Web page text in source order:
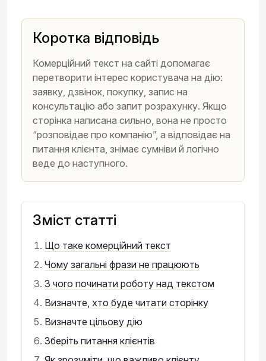
Коротка відповідь
Комерційний текст на сайті допомагає
перетворити інтерес користувача на дію:
заявку, дзвінок, покупку, запис на
консультацію або запит розрахунку. Якщо
сторінка написана сильно, вона не просто
“розповідає про компанію”, а відповідає на
питання клієнта, знімає сумніви й логічно
веде до наступного.
Зміст статті
Що таке комерційний текст
Чому загальні фрази не працюють
З чого починати роботу над текстом
Визначте, хто буде читати сторінку
Визначте цільову дію
Зберіть питання клієнтів